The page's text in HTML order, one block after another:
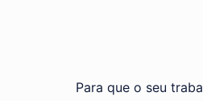
Para que o seu